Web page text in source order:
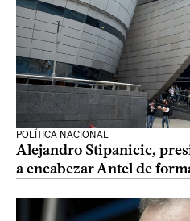
POLÍTICA NACIONAL
Alejandro Stipanicic,
a encabezar Antel de